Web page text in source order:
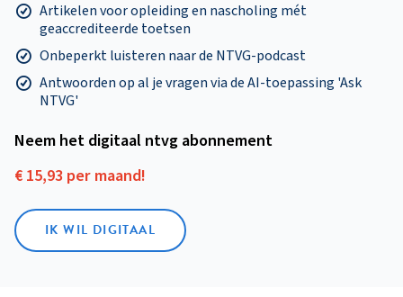
Artikelen voor opleiding en nascholing mét
geaccrediteerde toetsen
Onbeperkt luisteren naar de NTVG-podcast
Antwoorden op al je vragen via de AI-toepassing 'Ask
NTVG'
Neem het digitaal ntvg abonnement
€ 15,93 per maand!
IK WIL DIGITAAL